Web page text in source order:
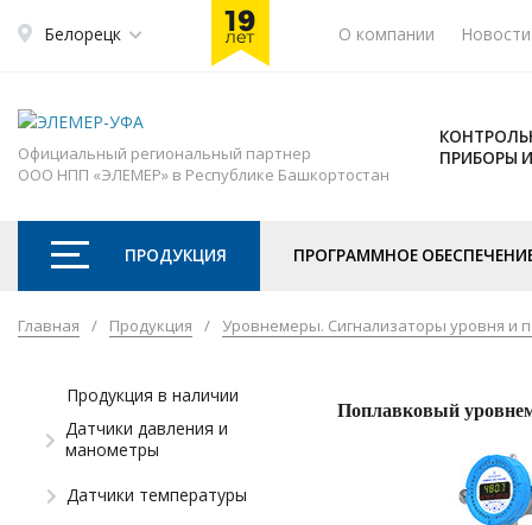
Белорецк О компании Новости
Официальный региональный партнер
ООО НПП «ЭЛЕМЕР» в Республике Башкортостан
ПРИБОРЫ
ПРОДУКЦИЯ ПРОГРАММНОЕ
Главная / Продукция / Уровнемеры. Сигнализаторы уровня и
Продукция в наличии
Датчики давления и
манометры
Датчики температуры
Поплавковый